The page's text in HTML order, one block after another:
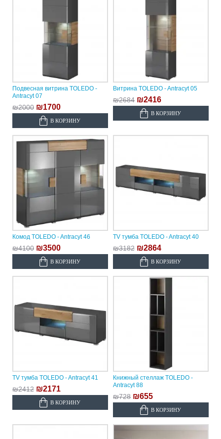
Подвесная витрина TOLEDO -
Antracyt 07
₪2000 ₪1700
В КОРЗИНУ
Витрина TOLEDO - Antracyt 05
₪2684 ₪2416
В КОРЗИНУ
Комод TOLEDO - Antracyt 46
₪4100 ₪3500
В КОРЗИНУ
TV тумба TOLEDO - Antracyt 40
₪3182 ₪2864
В КОРЗИНУ
TV тумба TOLEDO - Antracyt 41
₪2412 ₪2171
В КОРЗИНУ
Книжный стеллаж TOLEDO -
Antracyt 88
₪728 ₪655
В КОРЗИНУ